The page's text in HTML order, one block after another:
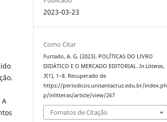
2023-03-23
Como Citar
Furtado, A. G. (2023). POLÍTICAS DO LIVRO
DIDÁTICO E O MERCADO EDITORIAL.In Litteras,
3(1), 1–8. Recuperado de
https://periodicos.unisantacruz.edu.br/index.ph
p/inlitteras/article/view/267
Fomatos de Citação